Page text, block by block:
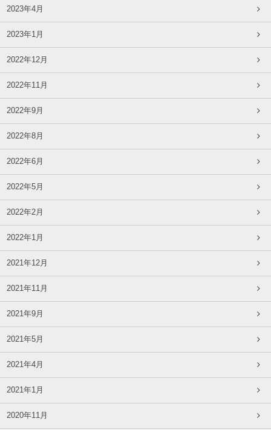
2023年4月
2023年1月
2022年12月
2022年11月
2022年9月
2022年8月
2022年6月
2022年5月
2022年2月
2022年1月
2021年12月
2021年11月
2021年9月
2021年5月
2021年4月
2021年1月
2020年11月